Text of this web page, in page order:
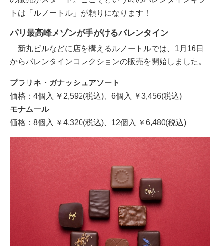
トは「ルノートル」が頼りになります！
パリ最高峰メゾンが手がけるバレンタイン
新丸ビルなどに店を構えるルノートルでは、1月16日
からバレンタインコレクションの販売を開始しました。
プラリネ・ガナッシュアソート
価格：4個入 ￥2,592(税込)、6個入 ￥3,456(税込)
モナムール
価格：8個入 ￥4,320(税込)、12個入 ￥6,480(税込)